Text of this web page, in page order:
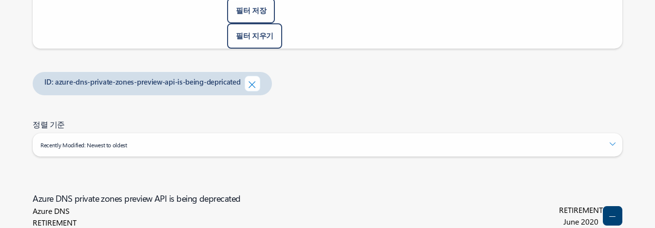
필터 저장
필터 지우기
ID: azure-dns-private-zones-preview-api-is-being-depricated
정렬 기준
Recently Modified: Newest to oldest
Azure DNS private zones preview API is being deprecated
Azure DNS
RETIREMENT
RETIREMENT
June 2020